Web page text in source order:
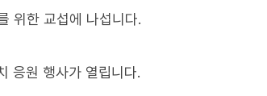
위한 교섭에 나섭니다.
응원 행사가 열립니다.